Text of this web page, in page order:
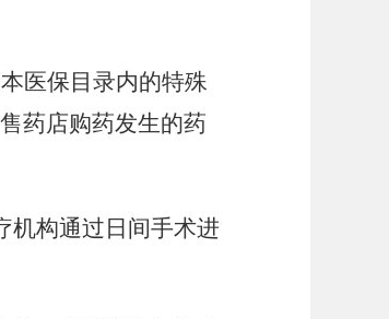
医保目录内的特殊
药店购药发生的药
机构通过日间手术进